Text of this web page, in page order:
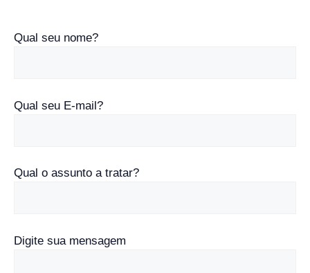
Qual seu nome?
Qual seu E-mail?
Qual o assunto a tratar?
Digite sua mensagem